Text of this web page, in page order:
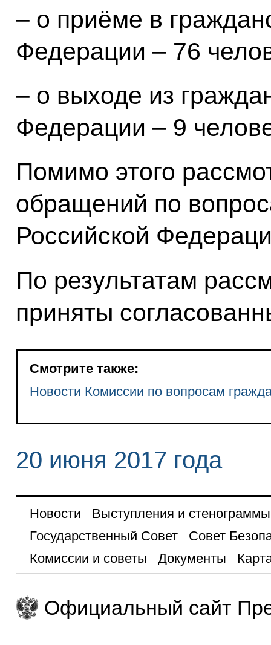
– о приёме в
Федерации – 76
– о выходе из
Федерации – 9
Помимо этого
обращений по
Российской
По результатам
приняты
Смотрите также:
Новости Комиссии по вопросам
20 июня 2017 года
Новости
Выступления и стенограммы
Государственный Совет
Совет
Комиссии и советы
Документы
Официальный сайт